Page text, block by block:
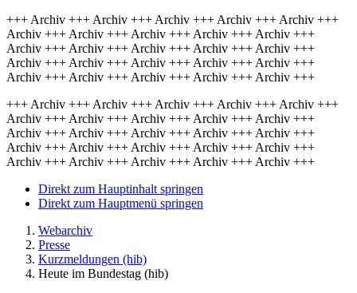
+++ Archiv +++ Archiv +++ Archiv +++ Archiv +++ Archiv +++
Archiv +++ Archiv +++ Archiv +++ Archiv +++ Archiv +++
Archiv +++ Archiv +++ Archiv +++ Archiv +++ Archiv +++
Archiv +++ Archiv +++ Archiv +++ Archiv +++ Archiv +++
Archiv +++ Archiv +++ Archiv +++ Archiv +++ Archiv +++
+++ Archiv +++ Archiv +++ Archiv +++ Archiv +++ Archiv +++
Archiv +++ Archiv +++ Archiv +++ Archiv +++ Archiv +++
Archiv +++ Archiv +++ Archiv +++ Archiv +++ Archiv +++
Archiv +++ Archiv +++ Archiv +++ Archiv +++ Archiv +++
Archiv +++ Archiv +++ Archiv +++ Archiv +++ Archiv +++
Direkt zum Hauptinhalt springen
Direkt zum Hauptmenü springen
Webarchiv
Presse
Kurzmeldungen (hib)
Heute im Bundestag (hib)